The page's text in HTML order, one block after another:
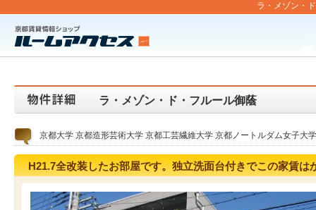
ラ・メゾン・
ラ・メゾン・ド・フルール御蔭
京都大学 京都造形芸術大学 京都工芸繊維大学 京都ノートルダム女子大
H21.7全改装したお部屋です。独立洗面台付きでこの家賃は